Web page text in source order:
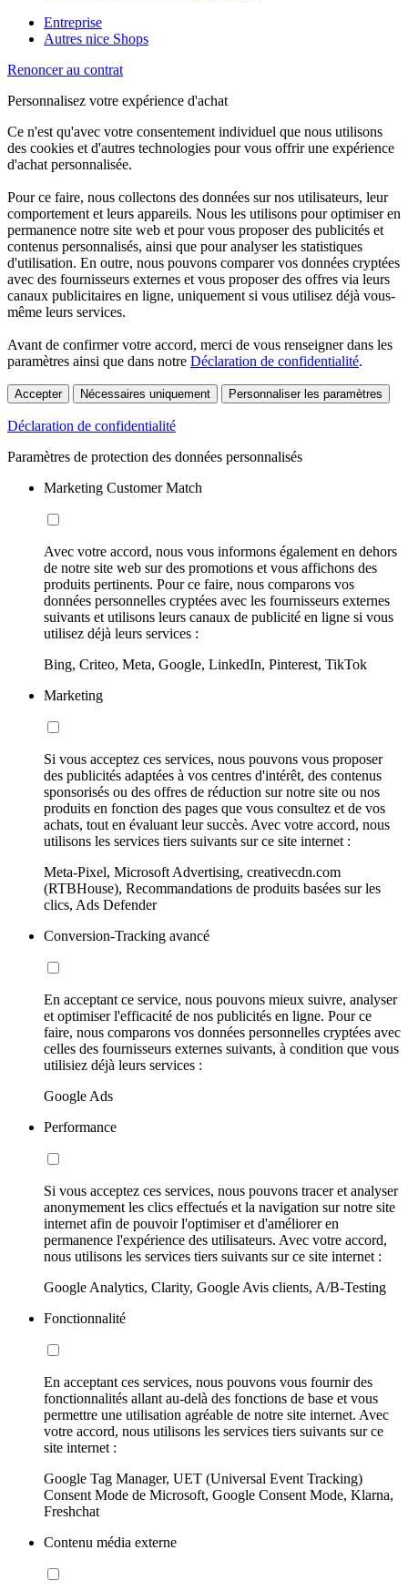
Entreprise
Autres nice Shops
Renoncer au contrat
Personnalisez votre expérience d'achat
Ce n'est qu'avec votre consentement individuel que nous utilisons
des cookies et d'autres technologies pour vous offrir une expérience
d'achat personnalisée.
Pour ce faire, nous collectons des données sur nos utilisateurs, leur
comportement et leurs appareils. Nous les utilisons pour optimiser en
permanence notre site web et pour vous proposer des publicités et
contenus personnalisés, ainsi que pour analyser les statistiques
d'utilisation. En outre, nous pouvons comparer vos données cryptées
avec des fournisseurs externes et vous proposer des offres via leurs
canaux publicitaires en ligne, uniquement si vous utilisez déjà vous-
même leurs services.
Avant de confirmer votre accord, merci de vous renseigner dans les
paramètres ainsi que dans notre Déclaration de confidentialité.
Accepter Nécessaires uniquement Personnaliser les paramètres
Déclaration de confidentialité
Paramètres de protection des données personnalisés
Marketing Customer Match
Avec votre accord, nous vous informons également en dehors
de notre site web sur des promotions et vous affichons des
produits pertinents. Pour ce faire, nous comparons vos
données personnelles cryptées avec les fournisseurs externes
suivants et utilisons leurs canaux de publicité en ligne si vous
utilisez déjà leurs services :
Bing, Criteo, Meta, Google, LinkedIn, Pinterest, TikTok
Marketing
Si vous acceptez ces services, nous pouvons vous proposer
des publicités adaptées à vos centres d'intérêt, des contenus
sponsorisés ou des offres de réduction sur notre site ou nos
produits en fonction des pages que vous consultez et de vos
achats, tout en évaluant leur succès. Avec votre accord, nous
utilisons les services tiers suivants sur ce site internet :
Meta-Pixel, Microsoft Advertising, creativecdn.com
(RTBHouse), Recommandations de produits basées sur les
clics, Ads Defender
Conversion-Tracking avancé
En acceptant ce service, nous pouvons mieux suivre, analyser
et optimiser l'efficacité de nos publicités en ligne. Pour ce
faire, nous comparons vos données personnelles cryptées avec
celles des fournisseurs externes suivants, à condition que vous
utilisiez déjà leurs services :
Google Ads
Performance
Si vous acceptez ces services, nous pouvons tracer et analyser
anonymement les clics effectués et la navigation sur notre site
internet afin de pouvoir l'optimiser et d'améliorer en
permanence l'expérience des utilisateurs. Avec votre accord,
nous utilisons les services tiers suivants sur ce site internet :
Google Analytics, Clarity, Google Avis clients, A/B-Testing
Fonctionnalité
En acceptant ces services, nous pouvons vous fournir des
fonctionnalités allant au-delà des fonctions de base et vous
permettre une utilisation agréable de notre site internet. Avec
votre accord, nous utilisons les services tiers suivants sur ce
site internet :
Google Tag Manager, UET (Universal Event Tracking)
Consent Mode de Microsoft, Google Consent Mode, Klarna,
Freshchat
Contenu média externe